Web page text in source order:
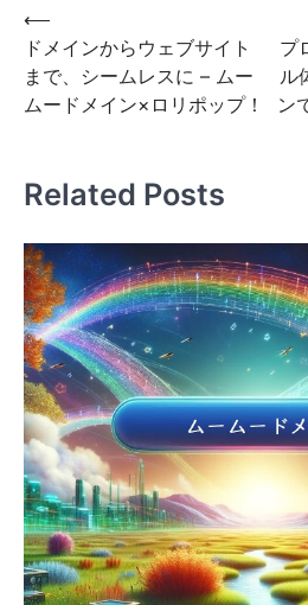
投
稿
ナ
ー
シ
ョ
ン
⟵
ドメインからウェブサイト
まで、シームレスに – ムー
ムードメイン×ロリポップ！
プ
ル
ン
Related Posts